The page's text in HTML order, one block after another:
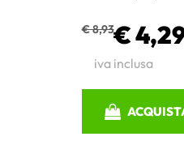
€ 8,93€
iva inclusa